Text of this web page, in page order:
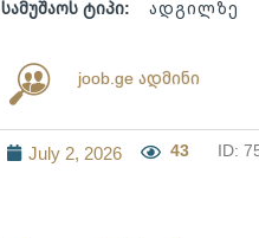
სამუშაოს ტიპი:
ადგილზე
joob.ge ადმინი
July 2, 2026 43 ID: